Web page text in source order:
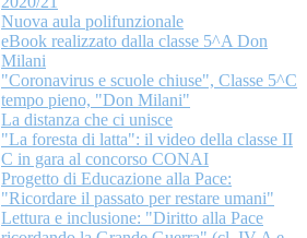
Nuova aula polifunzionale
eBook realizzato dalla classe 5^A Don
Milani
"Coronavirus e scuole chiuse", Classe 5^C
tempo pieno, "Don Milani"
La distanza che ci unisce
"La foresta di latta": il video della classe II
C in gara al concorso CONAI
Progetto di Educazione alla Pace:
"Ricordare il passato per restare umani"
Lettura e inclusione: "Diritto alla Pace